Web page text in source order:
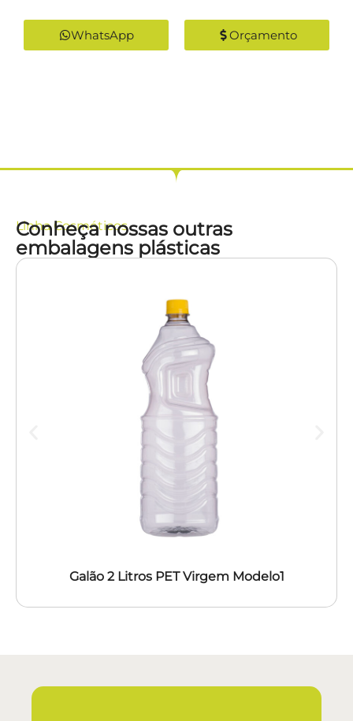
WhatsApp Orçamento
LinhaCosméticos
Conheça nossas outras
embalagens plásticas
Galão 2 Litros PET Virgem Modelo1